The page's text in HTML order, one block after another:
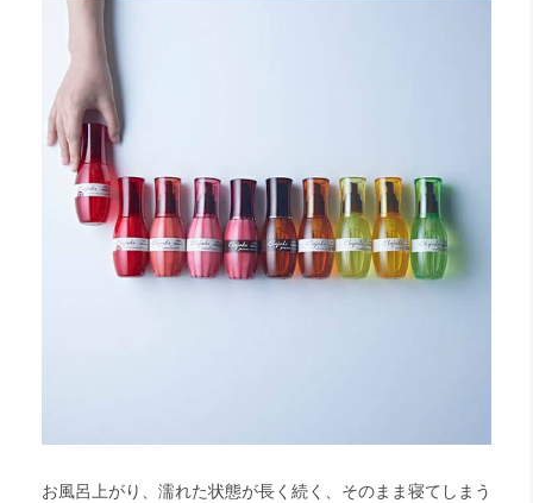
お風呂上がり、濡れた状態が長く続く、そのまま寝てしまう